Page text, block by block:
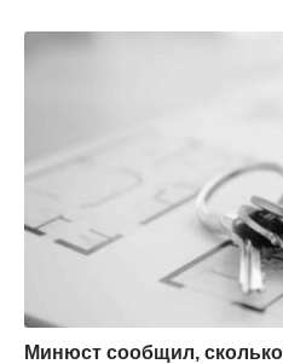
Минюст сообщил,